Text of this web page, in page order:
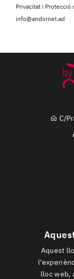
Privacitat i Protecció
info@andornet.ad
C/
Avís Legal|
Aquest
lloc web,